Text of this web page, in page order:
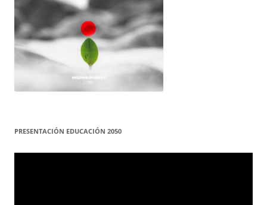
PRESENTACIÓN EDUCACIÓN 2050
Reproductor